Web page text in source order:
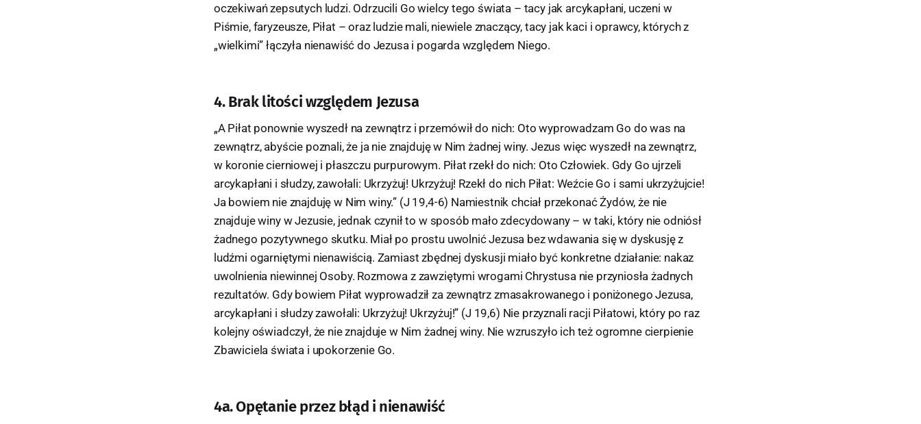
oczekiwań zepsutych ludzi. Odrzucili Go wielcy tego świata – tacy jak arcykapłani, uczeni w
Piśmie, faryzeusze, Piłat – oraz ludzie mali, niewiele znaczący, tacy jak kaci i oprawcy, których z
„wielkimi” łączyła nienawiść do Jezusa i pogarda względem Niego.
4. Brak litości względem Jezusa
„A Piłat ponownie wyszedł na zewnątrz i przemówił do nich: Oto wyprowadzam Go do was na
zewnątrz, abyście poznali, że ja nie znajduję w Nim żadnej winy. Jezus więc wyszedł na zewnątrz,
w koronie cierniowej i płaszczu purpurowym. Piłat rzekł do nich: Oto Człowiek. Gdy Go ujrzeli
arcykapłani i słudzy, zawołali: Ukrzyżuj! Ukrzyżuj! Rzekł do nich Piłat: Weźcie Go i sami ukrzyżujcie!
Ja bowiem nie znajduję w Nim winy.” (J 19,4-6) Namiestnik chciał przekonać Żydów, że nie
znajduje winy w Jezusie, jednak czynił to w sposób mało zdecydowany – w taki, który nie odniósł
żadnego pozytywnego skutku. Miał po prostu uwolnić Jezusa bez wdawania się w dyskusję z
ludźmi ogarniętymi nienawiścią. Zamiast zbędnej dyskusji miało być konkretne działanie: nakaz
uwolnienia niewinnej Osoby. Rozmowa z zawziętymi wrogami Chrystusa nie przyniosła żadnych
rezultatów. Gdy bowiem Piłat wyprowadził za zewnątrz zmasakrowanego i poniżonego Jezusa,
arcykapłani i słudzy zawołali: Ukrzyżuj! Ukrzyżuj!” (J 19,6) Nie przyznali racji Piłatowi, który po raz
kolejny oświadczył, że nie znajduje w Nim żadnej winy. Nie wzruszyło ich też ogromne cierpienie
Zbawiciela świata i upokorzenie Go.
4a. Opętanie przez błąd i nienawiść